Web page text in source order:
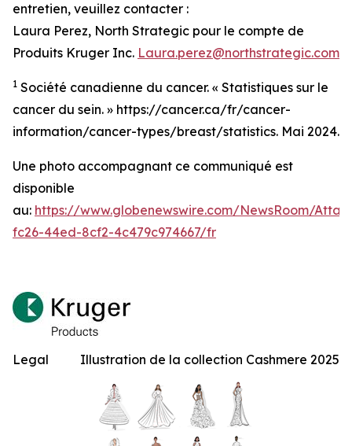
entretien, veuillez contacter :
Laura Perez, North Strategic pour le compte de
Produits Kruger Inc. Laura.perez@northstrategic.com
1 Société canadienne du cancer. « Statistiques sur le
cancer du sein. » https://cancer.ca/fr/cancer-
information/cancer-types/breast/statistics. Mai 2024.
Une photo accompagnant ce communiqué est
disponible
au: https://www.globenewswire.com/NewsRoom/
fc26-44ed-8cf2-4c479c974667/fr
Illustration de la collection Cashmere 2025
Legal